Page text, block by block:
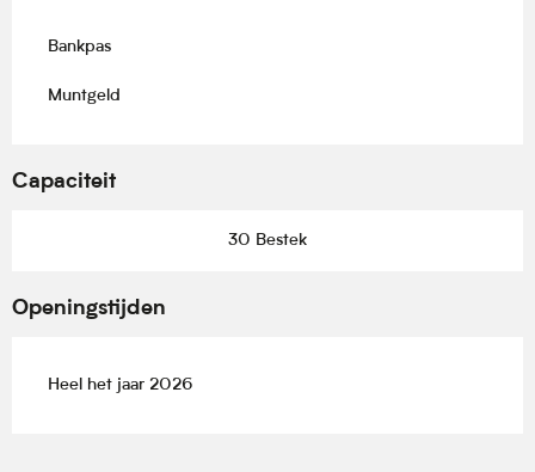
Bankpas
Muntgeld
Capaciteit
30 Bestek
Openingstijden
Heel het jaar 2026